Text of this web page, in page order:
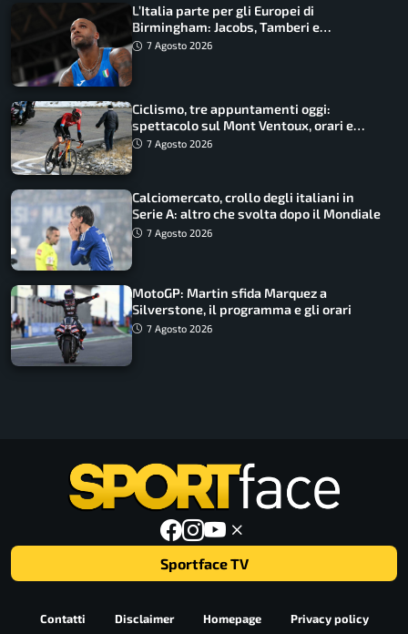
L’Italia parte per gli Europei di
Birmingham: Jacobs, Tamberi e
Battocletti guidano una spedizione
7 Agosto 2026
Ciclismo, tre appuntamenti oggi:
spettacolo sul Mont Ventoux, orari e
come vederli
7 Agosto 2026
Calciomercato, crollo degli italiani in
Serie A: altro che svolta dopo il Mondiale
7 Agosto 2026
MotoGP: Martin sfida Marquez a
Silverstone, il programma e gli orari
7 Agosto 2026
Sportface TV
Contatti Disclaimer Homepage Privacy policy